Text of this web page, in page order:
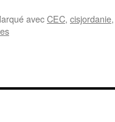
avecCEC, cisjordanie